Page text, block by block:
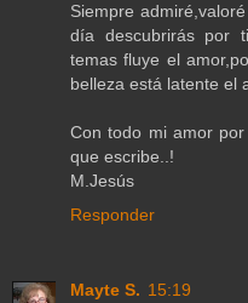
Siempre
día descubrirás por
temas fluye el
belleza está latente el
Con todo mi amor
que escribe..!
M.Jesús
Responder
Mayte S. 15:19